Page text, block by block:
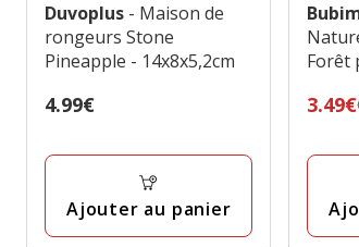
Duvoplus - Maison de
rongeurs Stone
Pineapple - 14x8x5,2cm
Prix
4.99€
Ajouter au panier
Forêt
Prix
6.99€,
final
3.49€
3.49€